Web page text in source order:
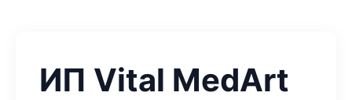
ИП Vital MedArt